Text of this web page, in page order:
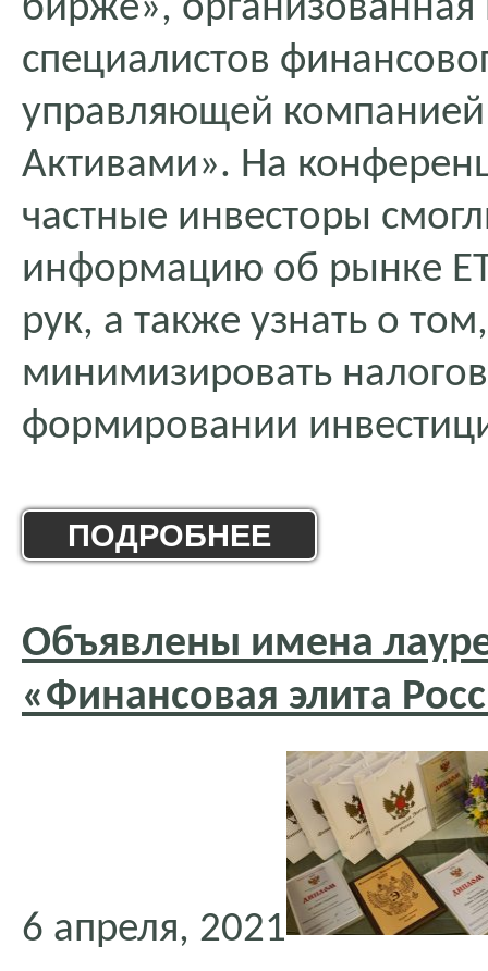
бирже»,
специалистов
управляющей
Активами». На
частные инвесторы
информацию об рынке
рук, а также узнать о
минимизировать
формировании
ПОДРОБНЕЕ
Объявлены имена
«Финансовая элита
6 апреля, 2021